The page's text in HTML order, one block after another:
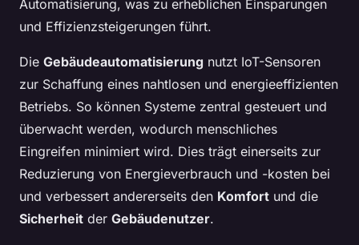
Automatisierung, was zu erheblichen Einsparungen
und Effizienzsteigerungen führt.
Die Gebäudeautomatisierung nutzt IoT-Sensoren
zur Schaffung eines nahtlosen und energieeffizienten
Betriebs. So können Systeme zentral gesteuert und
überwacht werden, wodurch menschliches
Eingreifen minimiert wird. Dies trägt einerseits zur
Reduzierung von Energieverbrauch und -kosten bei
und verbessert andererseits den Komfort und die
Sicherheit der Gebäudenutzer.